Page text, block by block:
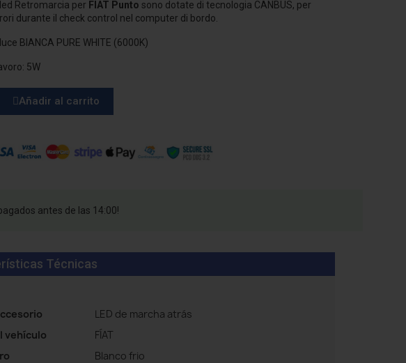
led Retromarcia per FIAT Punto sono dotate di tecnologia CANBUS, per
durante il check control nel computer di bordo.
BIANCA PURE WHITE (6000K)
5W
Añadir al carrito
antes de las 14:00!
Técnicas
LED de marcha atrás
vehículo
FÍAT
Blanco frio